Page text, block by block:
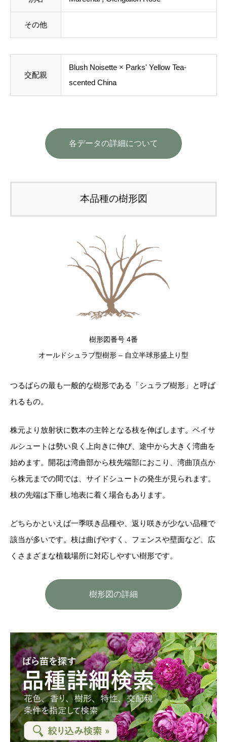
その他
交配親
Blush Noisette × Parks' Yellow Tea-
scented China
各データの詳細について
本品種の樹形図
樹形図番号 4番
オールドシュラブ型樹形 – 自立半球形盛上り型
つるばらの最も一般的な樹形である「シュラブ樹形」と呼ば
れるもの。
株元より放射状に数本の主幹となる枝を伸ばします。ベイサ
ルシュートは勢い良く上向きに伸び、途中から大きく湾曲を
始めます。開花は湾曲部から枝先端部におこり、湾曲頂点か
ら株元までの間では、サイドシュートの発生が見られます。
枝の先端は下垂し地表に着く場合もあります。
どちらかといえば一季咲き品種や、返り咲きが少ない品種で
該当が多いです。枝は曲げやすく、フェンスや壁面など、広
くさまざまな植栽場所に対応しやすい樹形です。
樹形図の詳細